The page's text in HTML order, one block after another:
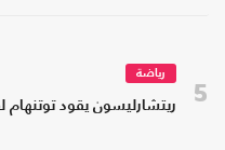
5
رياضة
ريتشارليسون يقود